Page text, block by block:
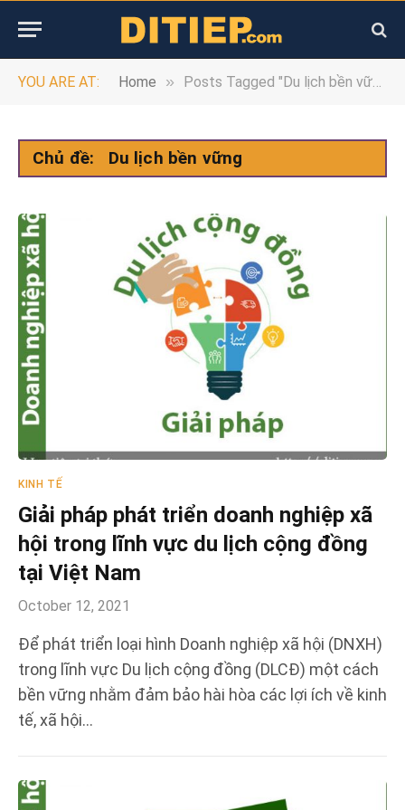
YOU ARE AT: Home » Posts Tagged "Du lịch bền vững"
Chủ đề: Du lịch bền vững
KINH TẾ
Giải pháp phát triển doanh nghiệp xã
hội trong lĩnh vực du lịch cộng đồng
tại Việt Nam
October 12, 2021
Để phát triển loại hình Doanh nghiệp xã hội (DNXH)
trong lĩnh vực Du lịch cộng đồng (DLCĐ) một cách
bền vững nhằm đảm bảo hài hòa các lợi ích về kinh
tế, xã hội…